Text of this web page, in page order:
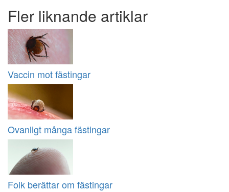
Fler liknande artiklar
Vaccin mot fästingar
Ovanligt många fästingar
Folk berättar om fästingar